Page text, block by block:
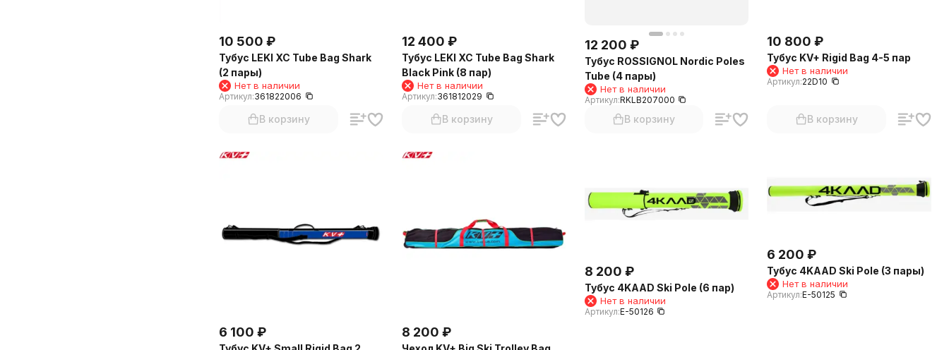
10 500 ₽
Тубус LEKI XC Tube Bag Shark
(2 пары)
Нет в наличии
Артикул:361822006
В корзину
12 400 ₽
Тубус LEKI XC Tube Bag Shark
Black Pink (8 пар)
Нет в наличии
Артикул:361812029
В корзину
12 200 ₽
Тубус ROSSIGNOL Nordic Poles
Tube (4 пары)
Нет в наличии
Артикул:RKLB207000
В корзину
10 800 ₽
Тубус KV+ Rigid Bag 4-5 пар
Нет в наличии
Артикул:22D10
В корзину
6 100 ₽ 8 200 ₽
8 200 ₽
Тубус 4KAAD Ski Pole (6 пар)
Нет в наличии
Артикул:E-50126
6 200 ₽
Тубус 4KAAD Ski Pole (3 пары)
Нет в наличии
Артикул:E-50125